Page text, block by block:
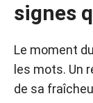
signes
Le moment
les mots. Un
de sa